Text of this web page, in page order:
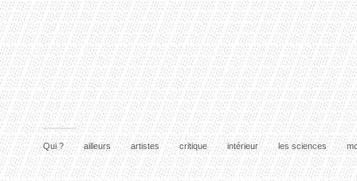
Qui ? ailleurs artistes critique intérieur les sciences